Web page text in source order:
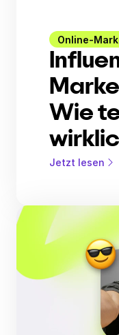
Online-
Wie
Jetzt lesen